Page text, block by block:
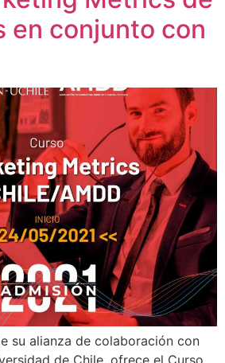
en conjunto con
su alianza de colaboración con